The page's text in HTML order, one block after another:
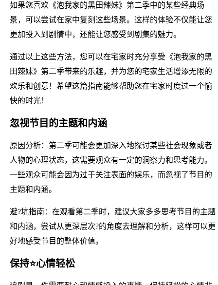
如果您喜欢《泡我家的黑田辣妹》第二季中的某些经典场
景，可以尝试在家中复刻这些场景。这样的体验不仅能让您
更加投入到剧情中，还能让您感受到剧集的魅力。
通过以上这些方法，您可以在宅家时充分享受《泡我家的黑
田辣妹》第二季带来的乐趣，并为您的宅家生活增添无限的
欢乐和创意！希望这篇指南能够帮助您在宅家时度过一个愉
快的时光！
忽视节目的主题和内涵
原因分析：第二季可能会更加深入地探讨某些社会现象或者
人物的心理状态，这需要观众有一定的洞察力和思考能力。
一些观众可能会因为过于关注表面的娱乐，而忽视了节目的
主题和内涵。
避?坑指南：在观看第二季时，建议大家多多思考节目的主题
和内涵，尝试从更深层次?的角度去理解和分析，这样可以更
好地感受节目的整体价值。
保持⭐心情轻松